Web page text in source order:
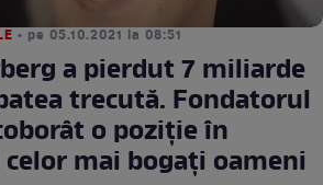
• pe 05.10.2021 la 08:51
a pierdut 7 miliarde
trecută. Fondatorul
o poziție în
mai bogați oameni